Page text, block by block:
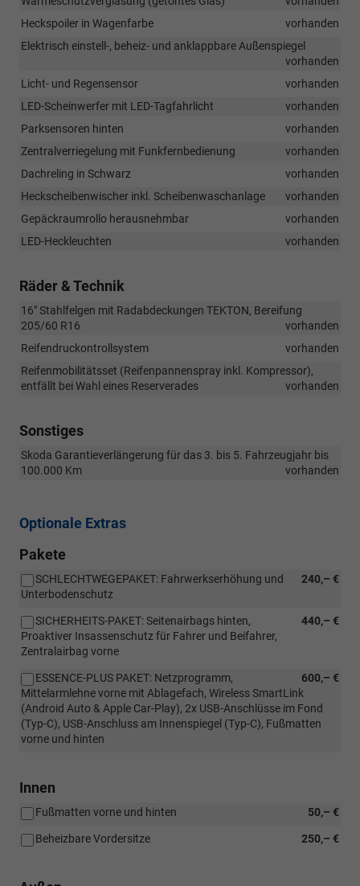
Heckspoiler in Wagenfarbe
vorhanden
Elektrisch einstell-, beheiz- und anklappbare Außenspiegel
vorhanden
Licht- und Regensensor
vorhanden
LED-Scheinwerfer mit LED-Tagfahrlicht
vorhanden
Parksensoren hinten
vorhanden
Zentralverriegelung mit Funkfernbedienung
vorhanden
Dachreling in Schwarz
vorhanden
Heckscheibenwischer inkl. Scheibenwaschanlage
vorhanden
Gepäckraumrollo herausnehmbar
vorhanden
LED-Heckleuchten
vorhanden
Räder & Technik
16" Stahlfelgen mit Radabdeckungen TEKTON, Bereifung
205/60 R16
vorhanden
Reifendruckontrollsystem
vorhanden
Reifenmobilitätsset (Reifenpannenspray inkl. Kompressor),
entfällt bei Wahl eines Reserverades
vorhanden
Sonstiges
Skoda Garantieverlängerung für das 3. bis 5. Fahrzeugjahr bis
100.000 Km
vorhanden
Optionale Extras
Pakete
240,– €
SCHLECHTWEGEPAKET: Fahrwerkserhöhung und
Unterbodenschutz
440,– €
SICHERHEITS-PAKET: Seitenairbags hinten,
Proaktiver Insassenschutz für Fahrer und Beifahrer,
Zentralairbag vorne
600,– €
ESSENCE-PLUS PAKET: Netzprogramm,
Mittelarmlehne vorne mit Ablagefach, Wireless SmartLink
(Android Auto & Apple Car-Play), 2x USB-Anschlüsse im Fond
(Typ-C), USB-Anschluss am Innenspiegel (Typ-C), Fußmatten
vorne und hinten
Innen
50,– €
Fußmatten vorne und hinten
250,– €
Beheizbare Vordersitze